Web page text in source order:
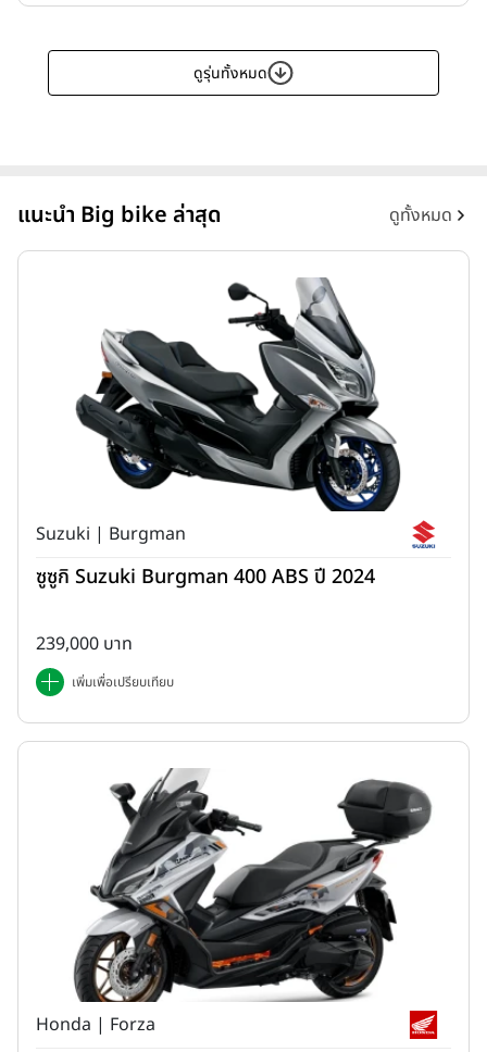
ดูรุ่นทั้งหมด
แนะนำ Big bike ล่าสุด ดูทั้งหมด
Suzuki | Burgman
ซูซูกิ Suzuki Burgman 400 ABS ปี 2024
239,000 บาท
เพิ่มเพื่อเปรียบเทียบ
Honda | Forza